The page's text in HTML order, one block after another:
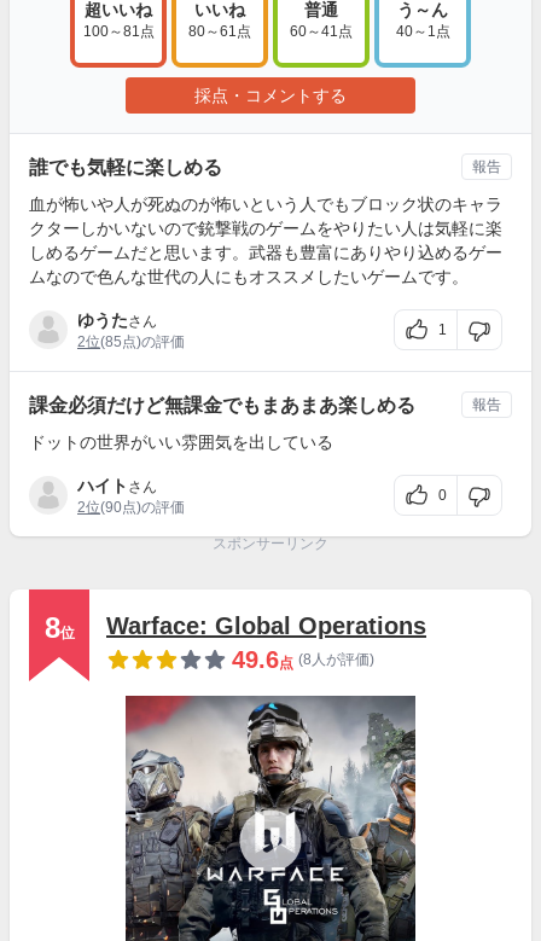
超いいね
100～81点
いいね
80～61点
普通
60～41点
う～ん
40～1点
採点・コメントする
誰でも気軽に楽しめる
血が怖いや人が死ぬのが怖いという人でもブロック状のキャラ
クターしかいないので銃撃戦のゲームをやりたい人は気軽に楽
しめるゲームだと思います。武器も豊富にありやり込めるゲー
ムなので色んな世代の人にもオススメしたいゲームです。
ゆうたさん
2位(85点)の評価
1
報告
課金必須だけど無課金でもまあまあ楽しめる
ドットの世界がいい雰囲気を出している
ハイト さん
2位(90点)の評価
0
報告
スポンサーリンク
8位
Warface: Global Operations
49.6点 (8人が評価)